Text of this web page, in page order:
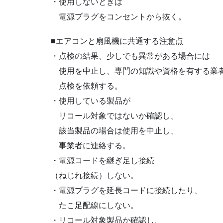
・使用しないときは
電源プラグをコンセントから抜く。
■エアコンと扇風機に共通する注意点
・点検の結果、少しでも異常がある場合には
使用を中止し、専門の知識や資格を有する業
点検を依頼する。
・使用している製品が
リコール対象ではないか確認し、
該当製品の場合は使用を中止し、
事業者に連絡する。
・電源コードを継ぎ足し接続
（ねじれ接続）しない。
・電源プラグを延長コードに接続したり、
たこ足配線にしない。
・リコール対象製品か確認し、